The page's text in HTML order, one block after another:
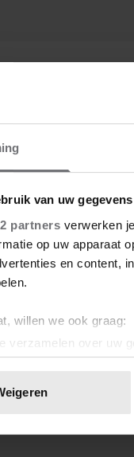
van uw gegevens
partners verwerken
op uw apparaat
en content,
willen we ook graag:
verzamelen over uw
identificeren door
elk moment wijzigen